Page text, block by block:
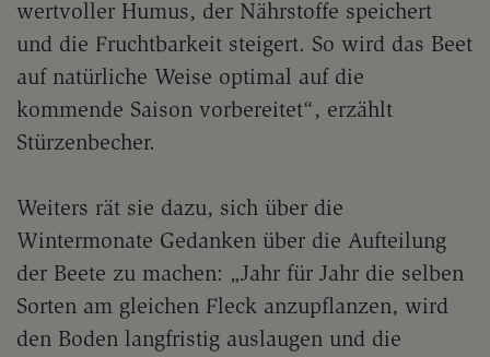
wertvoller Humus, der Nährstoffe speichert
und die Fruchtbarkeit steigert. So wird das Beet
auf natürliche Weise optimal auf die
kommende Saison vorbereitet“, erzählt
Stürzenbecher.
Weiters rät sie dazu, sich über die
Wintermonate Gedanken über die Aufteilung
der Beete zu machen: „Jahr für Jahr die selben
Sorten am gleichen Fleck anzupflanzen, wird
den Boden langfristig auslaugen und die